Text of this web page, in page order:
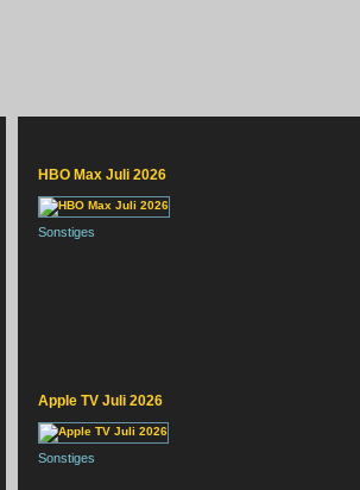
HBO Max Juli 2026
Sonstiges
Apple TV Juli 2026
Sonstiges